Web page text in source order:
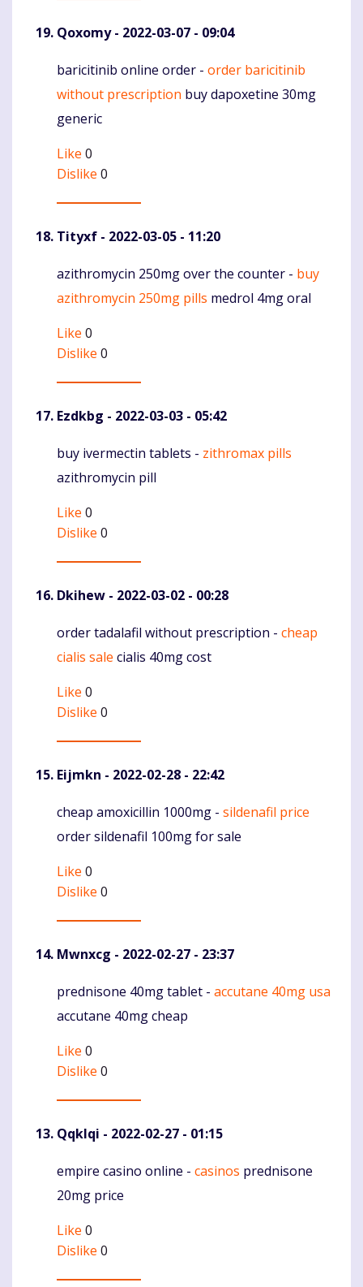
Qoxomy- 2022-03-07 - 09:04
Komentaras
baricitinib online order - order baricitinib
without prescription buy dapoxetine 30mg
generic
Like 0
Dislike 0
Tityxf - 2022-03-05 - 11:20
Komentaras
azithromycin 250mg over the counter - buy
azithromycin 250mg pills medrol 4mg oral
Like 0
Dislike 0
Ezdkbg - 2022-03-03 - 05:42
Komentaras
buy ivermectin tablets - zithromax pills
azithromycin pill
Like 0
Dislike 0
Dkihew - 2022-03-02 - 00:28
Komentaras
order tadalafil without prescription - cheap
cialis sale cialis 40mg cost
Like 0
Dislike 0
Eijmkn - 2022-02-28 - 22:42
Komentaras
cheap amoxicillin 1000mg - sildenafil price
order sildenafil 100mg for sale
Like 0
Dislike 0
Mwnxcg - 2022-02-27 - 23:37
Komentaras
prednisone 40mg tablet - accutane 40mg usa
accutane 40mg cheap
Like 0
Dislike 0
Qqklqi - 2022-02-27 - 01:15
Komentaras
empire casino online - casinos prednisone
20mg price
Like 0
Dislike 0